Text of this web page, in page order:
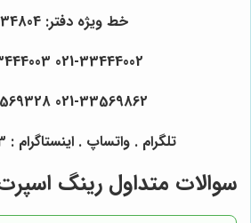
خط ویژه دفتر: 34804-021
021-33444002 021-33444003
021-33569862 021-33569328
تلگرام . واتساپ . اینستاگرام : 09106687003
سوالات متداول رینگ